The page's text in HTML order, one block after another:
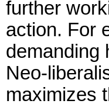
further
action. For
demanding
Neo-
maximizes